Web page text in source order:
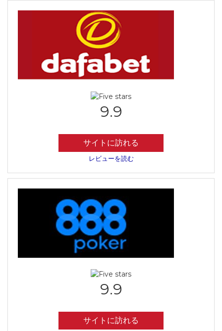
9.9
サイトに訪れる
レビューを読む
9.9
サイトに訪れる